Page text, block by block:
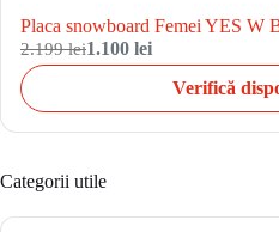
Placa snowboard Femei YES W
2.199 lei1.100 lei
Verifică
Categorii utile